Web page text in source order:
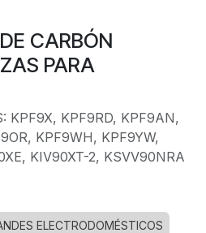
CARBÓN
PARA
KPF9X, KPF9RD, KPF9AN,
KPF9WH, KPF9YW,
KIV90XT-2, KSVV90NRA
ELECTRODOMÉSTICOS